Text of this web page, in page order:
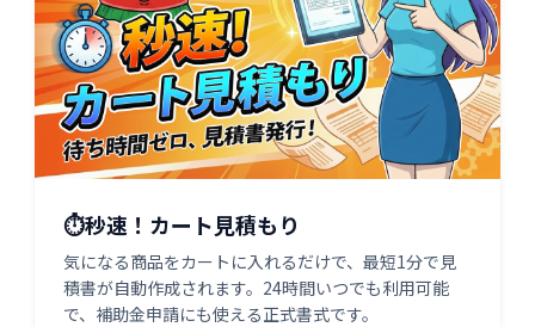
⏱️秒速！カート見積もり
気になる商品をカートに入れるだけで、最短1分で見
積書が自動作成されます。24時間いつでも利用可能
で、補助金申請にも使える正式書式です。